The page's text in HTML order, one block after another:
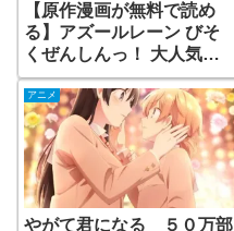
【原作漫画が無料で読め
る】アズールレーン びそ
くぜんしんっ！ 大人気ス
マホゲームの４コマ漫画を
アニメ化！無料で見られる
動画配信サイトはある？
アニメ
やがて君になる ５０万部